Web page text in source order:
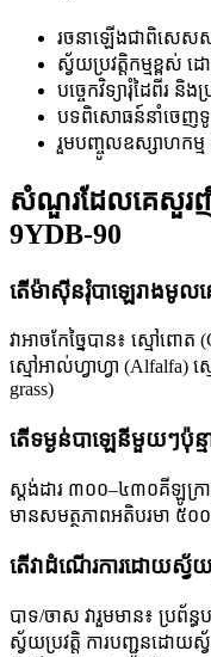
រចនាឡើងជាពិសេសស
ស្វ័យប្រវត្តិកម្មខ្ពស់
បច្ចេកវិទ្យារុំដៃពីរ និង
បទពិសោធន៍នាំចេញ
រួមបញ្ចូលឧស្សាហកម្ម
សំណួរដែលគេសួរ
9YDB-90
តើម៉ាស៊ីនរុំបាឡេរាងមូលនេះ
វាអាចកែច្នៃបាន៖ ស្មៅពោ
ស្មៅអាល់ហ្វាហ្វា (Alfalfa)
grass)
តើទម្ងន់បាឡេនីមួយៗប៉ុន្ម
ស្តង់ដារ ៣០០–៤៣០គីឡូក្
មានសមត្ថភាពអតិបរមា ៥០
តើវាដំណើរការដោយស្វ័
បាទ/ចាស វារួមមាន៖ ប្រព័
ស្វ័យប្រវត្តិ ការបញ្ជូនដោយស្វ័